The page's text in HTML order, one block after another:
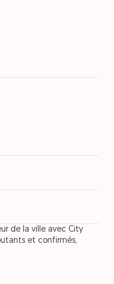
de la ville avec City
et confirmés,